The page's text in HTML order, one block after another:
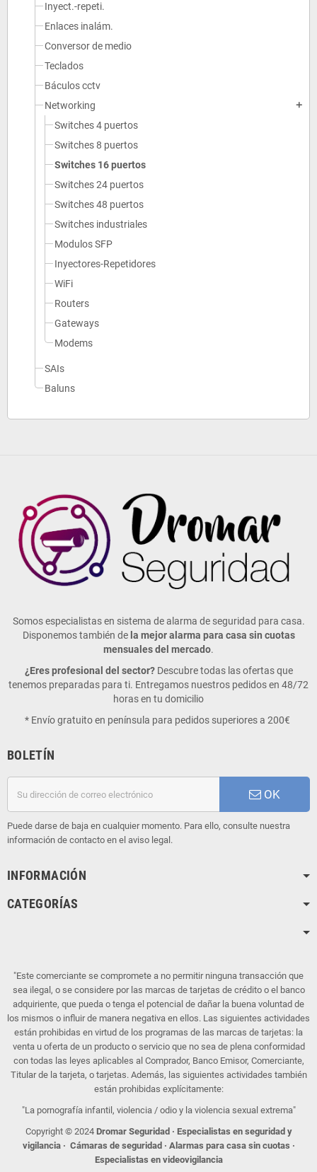
Inyect.-repeti.
Enlaces inalám.
Conversor de medio
Teclados
Báculos cctv
Networking
add
Switches 4 puertos
Switches 8 puertos
Switches 16 puertos
Switches 24 puertos
Switches 48 puertos
Switches industriales
Modulos SFP
Inyectores-Repetidores
WiFi
Routers
Gateways
Modems
SAIs
Baluns
Somos especialistas en sistema de alarma de seguridad para casa.
Disponemos también de la mejor alarma para casa sin cuotas
mensuales del mercado.
¿Eres profesional del sector? Descubre todas las ofertas que
tenemos preparadas para ti. Entregamos nuestros pedidos en 48/72
horas en tu domicilio
* Envío gratuito en península para pedidos superiores a 200€
BOLETÍN
OK
Puede darse de baja en cualquier momento. Para ello, consulte nuestra
información de contacto en el aviso legal.
INFORMACIÓN
CATEGORÍAS
"Este comerciante se compromete a no permitir ninguna transacción que
sea ilegal, o se considere por las marcas de tarjetas de crédito o el banco
adquiriente, que pueda o tenga el potencial de dañar la buena voluntad de
los mismos o influir de manera negativa en ellos. Las siguientes actividades
están prohibidas en virtud de los programas de las marcas de tarjetas: la
venta u oferta de un producto o servicio que no sea de plena conformidad
con todas las leyes aplicables al Comprador, Banco Emisor, Comerciante,
Titular de la tarjeta, o tarjetas. Además, las siguientes actividades también
están prohibidas explícitamente:
"La pornografía infantil, violencia / odio y la violencia sexual extrema"
Copyright © 2024 Dromar Seguridad · Especialistas en seguridad y
vigilancia· Cámaras de seguridad · Alarmas para casa sin cuotas ·
Especialistas en videovigilancia